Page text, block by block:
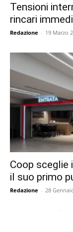
Tensioni
rincari
Redazione - 19 Marzo
Coop
il suo primo
Redazione - 28